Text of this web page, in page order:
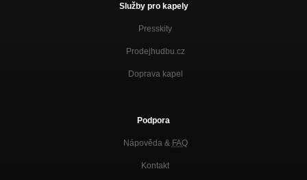
Služby pro kapely
Presskity
Prodejhudbu.cz
Doprava kapel
Podpora
Nápověda & FAQ
Kontakt